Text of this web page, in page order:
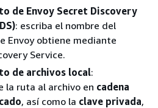
de Envoy Secret Discovery
: escriba el nombre del
Envoy obtiene mediante
Service.
de archivos local:
la ruta al archivo en cadena
, así como la clave privada,